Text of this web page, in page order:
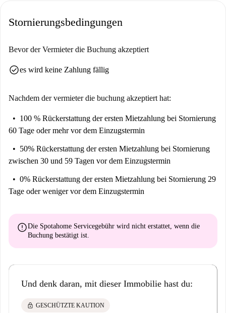
Überprüfungsprozess, der Transparenz und Zuverlässigkeit
Die Wohnung befindet sich in der charmanten Gemeinde Atarfe in
Imbissen wie das Restaurante Auditorio En Clave Atarfe, El Cafetín und
Lebensmittel. Auch touristische Attraktionen wie die Lr 98 sind schnell
Nähe haben. Machen Sie diese strategisch günstig gelegene Wohnung
noch heute zu Ihrem neuen Zuhause!
Stornierungsbedingungen
Bevor der Vermieter die Buchung akzeptiert
check_circlees wird keine Zahlung fällig
Nachdem der vermieter die buchung akzeptiert hat:
100 % Rückerstattung der ersten Mietzahlung bei Stornierung
60 Tage oder mehr vor dem Einzugstermin
50% Rückerstattung der ersten Mietzahlung bei Stornierung
zwischen 30 und 59 Tagen vor dem Einzugstermin
0% Rückerstattung der ersten Mietzahlung bei Stornierung 29
Tage oder weniger vor dem Einzugstermin
errorDie Spotahome Servicegebühr wird nicht erstattet, wenn die
Buchung bestätigt ist.
Und denk daran, mit dieser Immobilie hast du:
lock GESCHÜTZTE KAUTION